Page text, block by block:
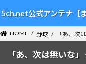
ン
テ
ン
ツ
ビ
ゲ
ー
シ
5ch.net公式アンテナ【
HOME 野球 「あ、次
「あ、次は無いな